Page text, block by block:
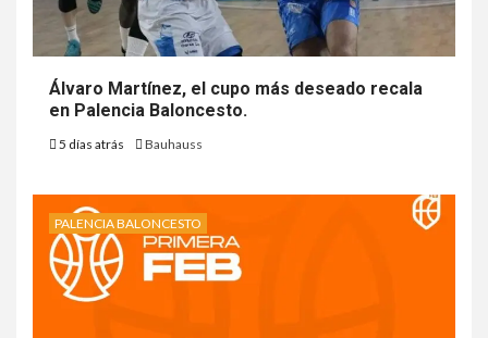
Álvaro Martínez, el cupo más deseado recala
en Palencia Baloncesto.
5 días atrás Bauhauss
PALENCIA BALONCESTO